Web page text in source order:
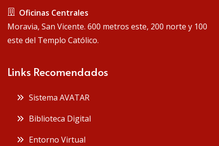
Oficinas Centrales
Moravia, San Vicente. 600 metros este, 200 norte y 100
este del Templo Católico.
Links Recomendados
Sistema AVATAR
Biblioteca Digital
Entorno Virtual